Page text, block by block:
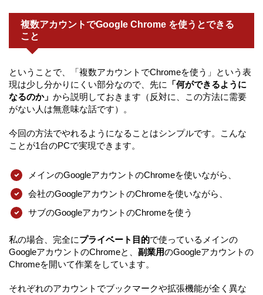
複数アカウントでGoogle Chrome を使うとできる
こと
ということで、「複数アカウントでChromeを使う」という表
現は少し分かりにくい部分なので、先に 「何ができるように
なるのか」 から説明しておきます（反対に、この方法に需要
がない人は無意味な話です）。
今回の方法でやれるようになることはシンプルです。こんな
ことが1台のPCで実現できます。
メインのGoogleアカウントのChromeを使いながら、
会社のGoogleアカウントのChromeを使いながら、
サブのGoogleアカウントのChromeを使う
私の場合、完全にプライベート目的で使っているメインの
GoogleアカウントのChromeと、 副業用のGoogleアカウントの
Chromeを開いて作業をしています。
それぞれのアカウントでブックマークや拡張機能が全く異な